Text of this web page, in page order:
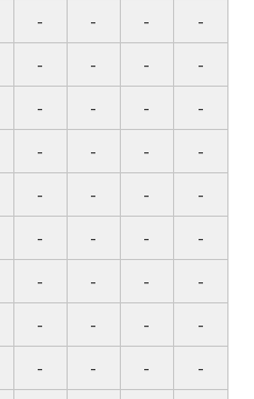
- - - -
- - -
-
- - - -
- - -
-
- - - -
- - -
-
- - - -
- - -
-
- - - -
お問合せ
1396
日祝日・年末年始を除く）
お問合せ
せフォーム
島型 T字島型